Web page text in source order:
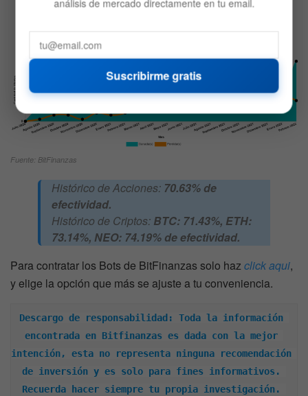
Ganancias y pérdidas totales del mes:
Fuente: BitFinanzas
Histórico de Acciones: 70.63% de
efectividad.
Histórico de Criptos: BTC: 71.43%, ETH:
73.14%, NEO: 74.19% de efectividad.
Para contratar los Bots de BitFinanzas solo hazclick aqui,
y elige la opción que más se ajuste a tu conveniencia.
Descargo de responsabilidad: Toda la información
encontrada en Bitfinanzas es dada con la mejor
intención, esta no representa ninguna recomendación
de inversión y es solo para fines informativos.
Recuerda hacer siempre tu propia investigación.
análisis de mercado directamente en tu email.
Suscribirme gratis